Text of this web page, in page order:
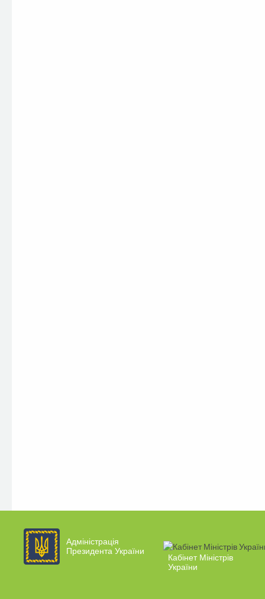
Адміністрація
Президента України
Кабінет Міністрів
України